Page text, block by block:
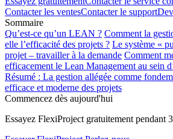
Contacter les ventesContacter le support
Sommaire
Qu’est-ce qu’un LEAN ? Comment la
elle l’efficacité des projets ? Le système «
projet – travailler à la demande Comment
efficacement le Lean Management au sein
Résumé : La gestion allégée comme
efficace et moderne des projets
Commencez dès aujourd'hui
Essayez FlexiProject gratuitement pendant